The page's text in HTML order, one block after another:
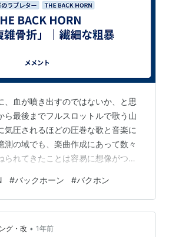
、血が噴き出すのではないか、と思
ら最後までフルスロットルで歌う山
気圧されるほどの圧巻な歌と音楽に
測の域でも、楽曲作成にあって数々
られてきたことは容易に想像がつ
分岐点がたしかにあった。今となっ
』は奇をてらってもいなければ、特
でも、標準だ。そう言い切れる。 真
イトル。例にもれず中二の病に罹
#バックホーン #バクホン
グ・改 • 1年前